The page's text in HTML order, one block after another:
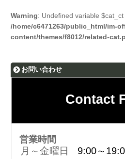
Warning: Undefined variable $cat_ct
/home/c6471263/public_html/im-
content/themes/f8012/related-
お問い合わせ
Contact
営業時間
月～金曜日 9:00～